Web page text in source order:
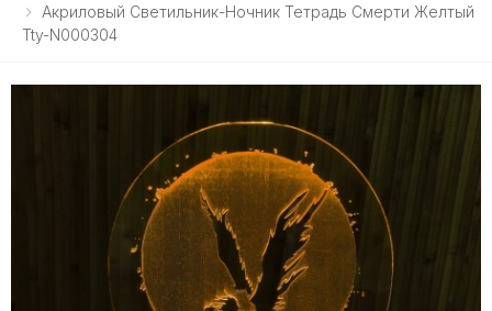
Акриловый Светильник-Ночник Тетрадь Смерти Желтый
Tty-N000304